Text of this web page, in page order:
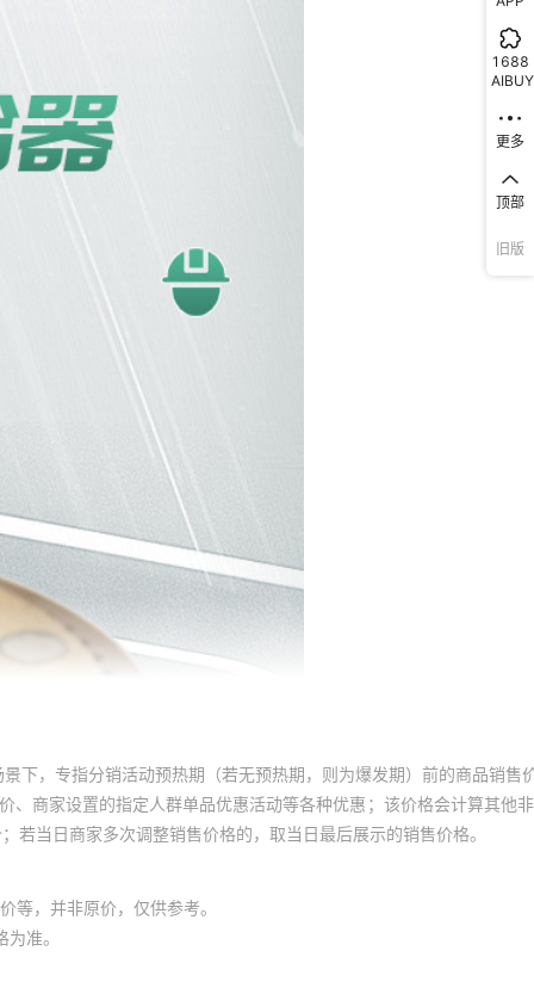
下，专指分销活动预热期（若无预热期，则为爆发期）前的商品销售
商家设置的指定人群单品优惠活动等各种优惠；该价格会计算其他
当日商家多次调整销售价格的，取当日最后展示的销售价格。
等，并非原价，仅供参考。
准。
1688
AIBUY
更多
顶部
旧版